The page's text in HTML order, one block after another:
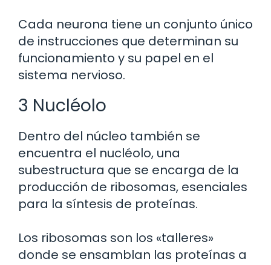
Cada neurona tiene un conjunto único
de instrucciones que determinan su
funcionamiento y su papel en el
sistema nervioso.
3 Nucléolo
Dentro del núcleo también se
encuentra el nucléolo, una
subestructura que se encarga de la
producción de ribosomas, esenciales
para la síntesis de proteínas.
Los ribosomas son los «talleres»
donde se ensamblan las proteínas a